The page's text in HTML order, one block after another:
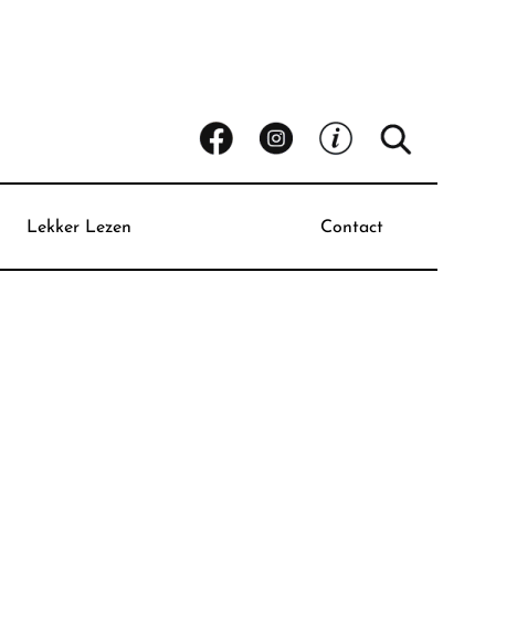
Lekker Lezen Contact